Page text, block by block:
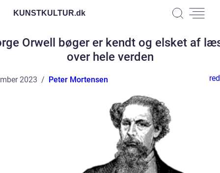
KUNSTKULTUR.dk
Orwell bøger er kendt og elsket af
over hele verden
2023 Peter Mortensen